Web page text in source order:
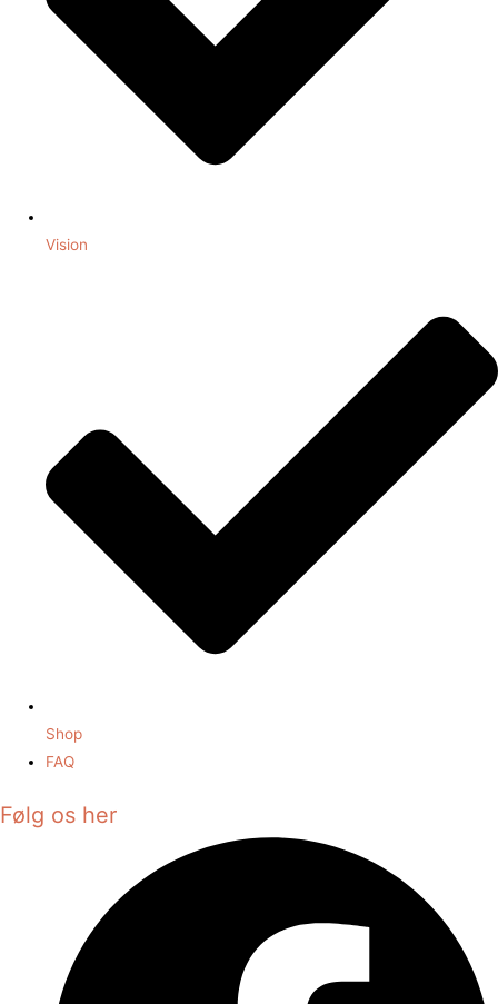
Vision
Shop
FAQ
Følg os her